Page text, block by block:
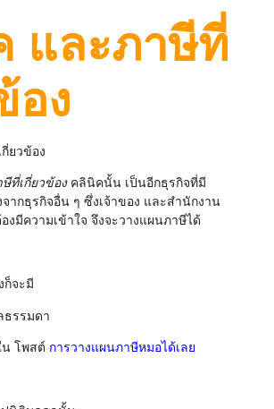
และภาษีที่
อง
ที่เกี่ยวข้องคลินิคนั้น เป็นอีกธุรกิจที่มี
ากธุรกิจอื่น ๆ ซึ่งเจ้าของ และสำนักงาน
มีความเข้าใจ จึงจะวางแผนภาษีได้
ก็จะมี
ธรรมดา
น โพสต์ การวางแผนภาษีหมอได้เลย